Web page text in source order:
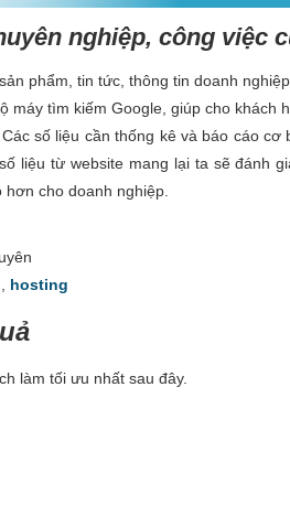
nghiệp, công việc
phẩm, tin tức, thông tin doanh
máy tìm kiếm Google, giúp cho
số liệu cần thống kê và báo cáo
liệu từ website mang lại ta sẽ đánh
cho doanh nghiệp.
, hosting
làm tối ưu nhất sau đây.